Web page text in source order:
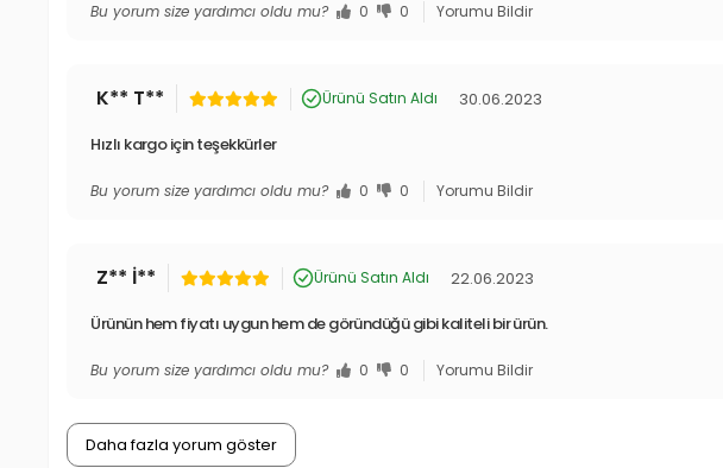
Bu yorum size yardımcı oldu mu? 0 0 Yorumu Bildir
K** T** Ürünü Satın Aldı 30.06.2023
Hızlı kargo için teşekkürler
Bu yorum size yardımcı oldu mu? 0 0 Yorumu Bildir
Z** İ** Ürünü Satın Aldı 22.06.2023
Ürünün hem fiyatı uygun hem de göründüğü gibi kaliteli bir ürün.
Bu yorum size yardımcı oldu mu? 0 0 Yorumu Bildir
Daha fazla yorum göster